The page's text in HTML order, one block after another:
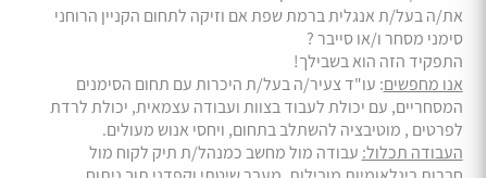
את/ה בעל/ת אנגלית ברמת שפת אם וזיקה לתחום הקניין הרוחני
סימני מסחר ו/או סייבר ?
התפקיד הזה הוא בשבילך!
אנו מחפשים: עו"ד צעיר/ה בעל/ת היכרות עם תחום הסימנים
המסחריים, עם יכולת לעבוד בצוות ועבודה עצמאית, יכולת לרדת
לפרטים , מוטיבציה להשתלב בתחום, ויחסי אנוש מעולים.
העבודה תכלול: עבודה מול מחשב כמנהל/ת תיק לקוח מול